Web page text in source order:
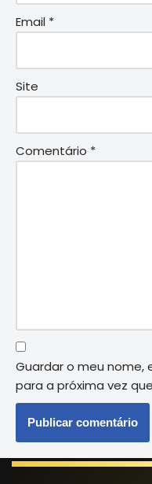
Email *
Site
Comentário *
Guardar o meu nome,
para a próxima vez